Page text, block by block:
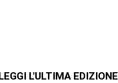
LEGGI L'ULTIMA EDIZIONE